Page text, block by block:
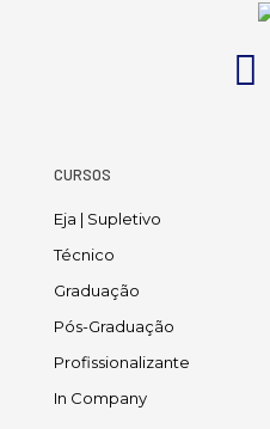
CURSOS
Eja | Supletivo
Técnico
Graduação
Pós-Graduação
Profissionalizante
In Company